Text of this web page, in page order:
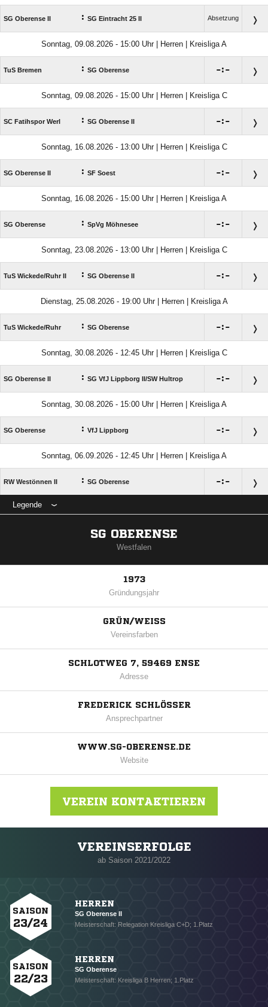
SG Oberense II : SG Eintracht 25 II Absetzung
Sonntag, 09.08.2026 - 15:00 Uhr | Herren | Kreisliga A
TuS Bremen : SG Oberense :
Sonntag, 09.08.2026 - 15:00 Uhr | Herren | Kreisliga C
SC Fatihspor Werl : SG Oberense II :
Sonntag, 16.08.2026 - 13:00 Uhr | Herren | Kreisliga C
SG Oberense II : SF Soest :
Sonntag, 16.08.2026 - 15:00 Uhr | Herren | Kreisliga A
SG Oberense : SpVg Möhnesee :
Sonntag, 23.08.2026 - 13:00 Uhr | Herren | Kreisliga C
TuS Wickede/​Ruhr II : SG Oberense II :
Dienstag, 25.08.2026 - 19:00 Uhr | Herren | Kreisliga A
TuS Wickede/​Ruhr : SG Oberense :
Sonntag, 30.08.2026 - 12:45 Uhr | Herren | Kreisliga C
SG Oberense II : SG VfJ Lippborg II/​SW Hultrop :
Sonntag, 30.08.2026 - 15:00 Uhr | Herren | Kreisliga A
SG Oberense : VfJ Lippborg :
Sonntag, 06.09.2026 - 12:45 Uhr | Herren | Kreisliga A
RW Westönnen II : SG Oberense :
Legende
SG OBERENSE
Westfalen
1973
Gründungsjahr
GRÜN/WEISS
Vereinsfarben
SCHLOTWEG 7, 59469 ENSE
Adresse
FREDERICK SCHLÖSSER
Ansprechpartner
WWW.SG-OBERENSE.DE
Website
VEREIN KONTAKTIEREN
Nachricht an SG Oberense
VEREINSERFOLGE
ab Saison 2021/2022
SAISON
23/24
HERREN
SG Oberense II
Meisterschaft: Relegation Kreisliga C+D; 1.Platz
SAISON
22/23
HERREN
SG Oberense
Meisterschaft: Kreisliga B Herren; 1.Platz